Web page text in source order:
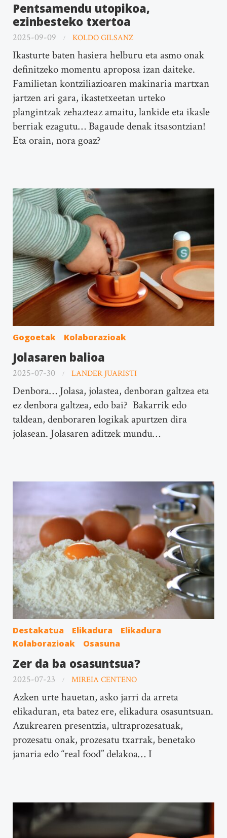
Pentsamendu utopikoa,
ezinbesteko txertoa
2025-09-09 KOLDO GILSANZ
Ikasturte baten hasiera helburu eta asmo onak
definitzeko momentu aproposa izan daiteke.
Familietan kontziliazioaren makinaria martxan
jartzen ari gara, ikastetxeetan urteko
plangintzak zehazteaz amaitu, lankide eta ikasle
berriak ezagutu… Bagaude denak itsasontzian!
Eta orain, nora goaz?
Gogoetak Kolaborazioak
Jolasaren balioa
2025-07-30 LANDER JUARISTI
Denbora… Jolasa, jolastea, denboran galtzea eta
ez denbora galtzea, edo bai? Bakarrik edo
taldean, denboraren logikak apurtzen dira
jolasean. Jolasaren aditzek mundu…
Destakatua Elikadura
Elikadura
Kolaborazioak
Osasuna
Zer da ba osasuntsua?
2025-07-23 MIREIA CENTENO
Azken urte hauetan, asko jarri da arreta
elikaduran, eta batez ere, elikadura osasuntsuan.
Azukrearen presentzia, ultraprozesatuak,
prozesatu onak, prozesatu txarrak, benetako
janaria edo “real food” delakoa… I